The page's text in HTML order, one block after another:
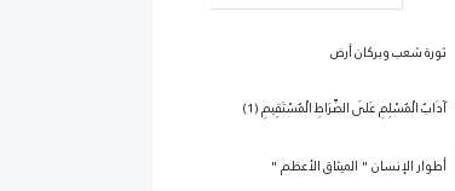
ثورة شعب وبركان أرض
آدَابُ الْمُسْلِمِ عَلَى الصِّرَاطِ الْمُسْتَقِيمِ (1)
أطوار الإنسان " الميثاق الأعظم "